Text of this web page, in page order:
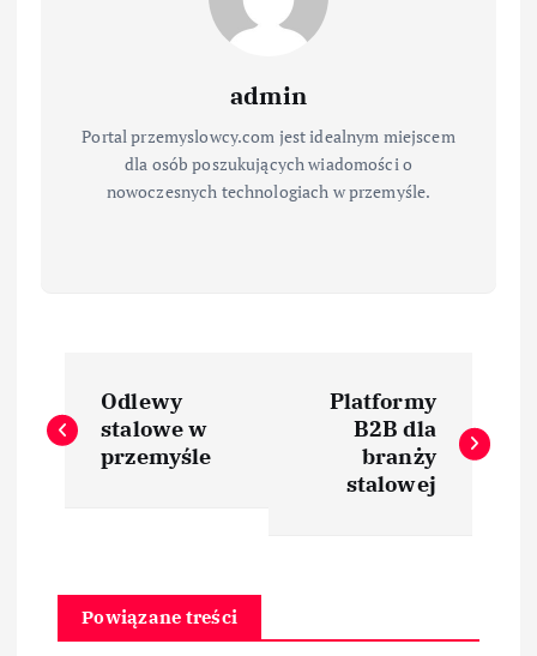
admin
Portal przemyslowcy.com jest idealnym miejscem
dla osób poszukujących wiadomości o
nowoczesnych technologiach w przemyśle.
a
g
Odlewy
stalowe w
przemyśle
Platformy
B2B dla
branży
stalowej
Powiązane treści